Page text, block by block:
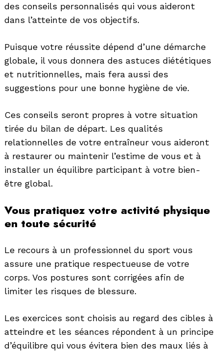
des conseils personnalisés qui vous aideront
dans l’atteinte de vos objectifs.
Puisque votre réussite dépend d’une démarche
globale, il vous donnera des astuces diététiques
et nutritionnelles, mais fera aussi des
suggestions pour une bonne hygiène de vie.
Ces conseils seront propres à votre situation
tirée du bilan de départ. Les qualités
relationnelles de votre entraîneur vous aideront
à restaurer ou maintenir l’estime de vous et à
installer un équilibre participant à votre bien-
être global.
Vous pratiquez votre activité physique
en toute sécurité
Le recours à un professionnel du sport vous
assure une pratique respectueuse de votre
corps. Vos postures sont corrigées afin de
limiter les risques de blessure.
Les exercices sont choisis au regard des cibles à
atteindre et les séances répondent à un principe
d’équilibre qui vous évitera bien des maux liés à